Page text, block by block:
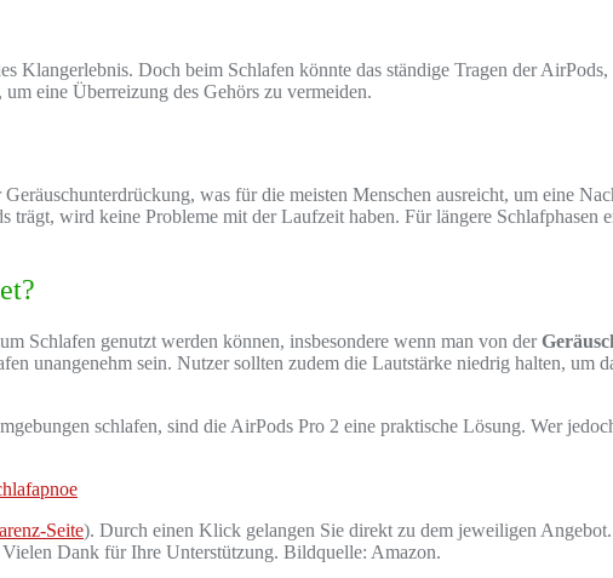
Klangerlebnis. Doch beim Schlafen könnte das ständige Tragen der
eine Überreizung des Gehörs zu vermeiden.
was für die meisten Menschen ausreicht, um eine
wird keine Probleme mit der Laufzeit haben. Für längere Schlafphasen
Schlafen genutzt werden können, insbesondere wenn man von der
unangenehm sein. Nutzer sollten zudem die Lautstärke niedrig halten, um
schlafen, sind die AirPods Pro 2 eine praktische Lösung. Wer
Seite). Durch einen Klick gelangen Sie direkt zu dem jeweiligen
Dank für Ihre Unterstützung. Bildquelle: Amazon.